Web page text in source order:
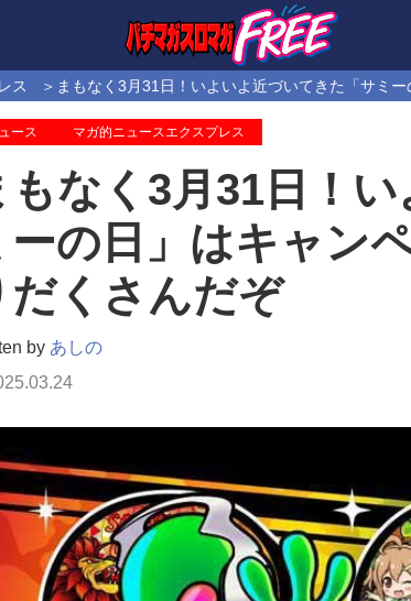
ス まもなく3月31日！いよいよ近づいてきた「サミ
ース マガ的ニュースエクスプレス
もなく3月31日！
ーの日」はキャン
だくさんだぞ
by あしの